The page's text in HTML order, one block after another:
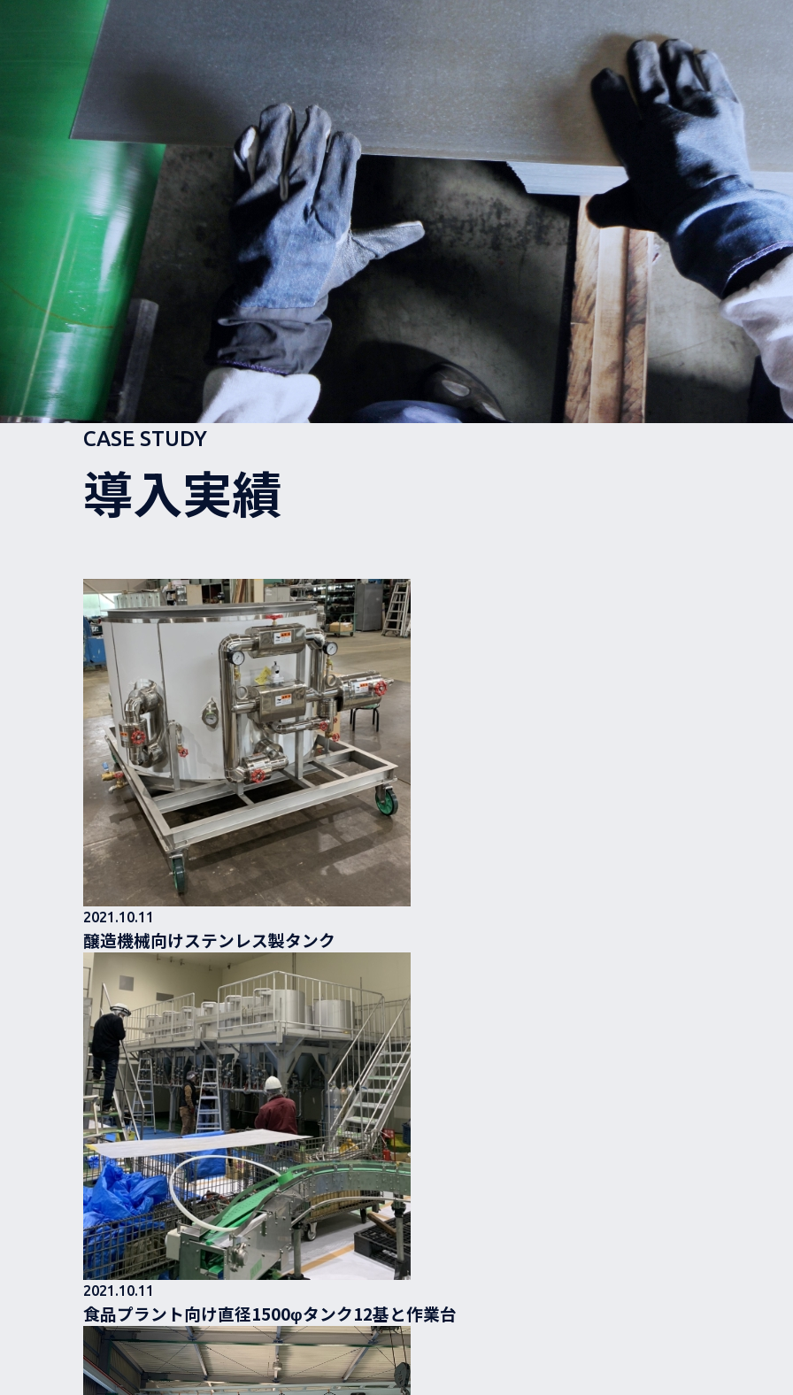
CASE STUDY
導入実績
2021.10.11
醸造機械向けステンレス製タンク
2021.10.11
食品プラント向け直径1500φタンク12基と作業台